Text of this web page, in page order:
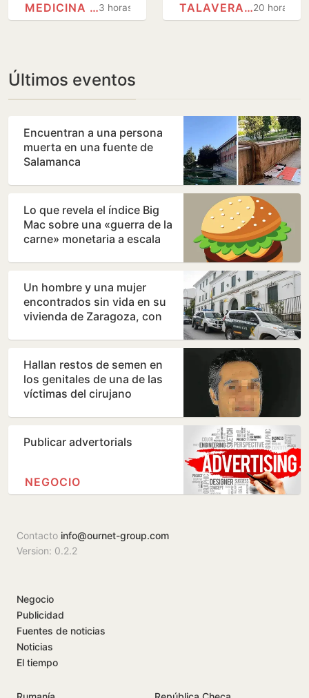
cirujano acusado
3 horas
MEDICINA FORENSE
Reina provoca el
20 horas
TALAVERA DE LA REINA
Últimos eventos
Encuentran a una persona
muerta en una fuente de
Salamanca
Lo que revela el índice Big
Mac sobre una «guerra de la
carne» monetaria a escala
Un hombre y una mujer
encontrados sin vida en su
vivienda de Zaragoza, con
Hallan restos de semen en
los genitales de una de las
víctimas del cirujano
Publicar advertorials
NEGOCIO
Contacto info@ournet-group.com
Version: 0.2.2
Negocio
Publicidad
Fuentes de noticias
Noticias
El tiempo